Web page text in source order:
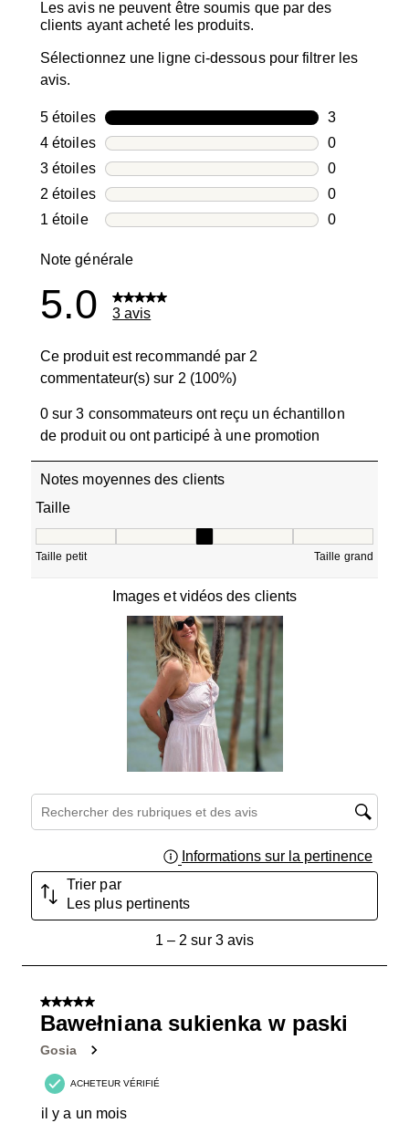
Les avis ne peuvent être soumis que par des
clients ayant acheté les produits.
Sélectionnez une ligne ci-dessous pour filtrer les
avis.
5 étoilesétoiles
3
3 avis avec
4 étoilesétoiles
0
0 avis avec
3 étoilesétoiles
0
0 avis avec
2 étoilesétoiles
0
0 avis avec
1 étoileétoiles
0
Note générale
5.0 3 avis
Ce produit est recommandé par 2
commentateur(s) sur 2 (100%)
0 sur 3 consommateurs ont reçu un échantillon
de produit ou ont participé à une promotion
Notes moyennes des clients
Taille
Taille petit Taille grand
Images et vidéos des clients
Zone de recherche de sujet et d'avis
Informations sur la pertinence
Trier par
Les plus pertinents
sur
avis.
1– 2 sur 3 avis
5 sur 5 étoiles.
Bawełniana sukienka w paski
Gosia
ACHETEUR VÉRIFIÉ
il y a un mois